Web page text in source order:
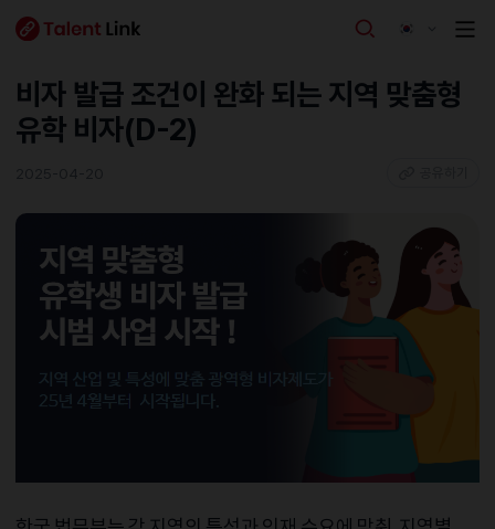
비자 발급 조건이 완화 되는 지역 맞춤형
유학 비자(D-2)